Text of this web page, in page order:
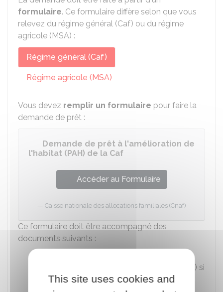
formulaire. Ce formulaire diffère selon que vous
relevez du régime général (Caf) ou du régime
agricole (MSA) :
Régime général (Caf)
Régime agricole (MSA)
Vous devez remplir un formulaire pour faire la
demande de prêt :
Demande de prêt à l'amélioration de
l'habitat (PAH) de la Caf
Accéder au Formulaire
Caisse nationale des allocations familiales (Cnaf)
Ce formulaire doit être accompagné des
documents suivants :
(indiquant quantité, mètre et prix unitaire) si
vous faites réaliser les travaux par une
This site uses cookies and